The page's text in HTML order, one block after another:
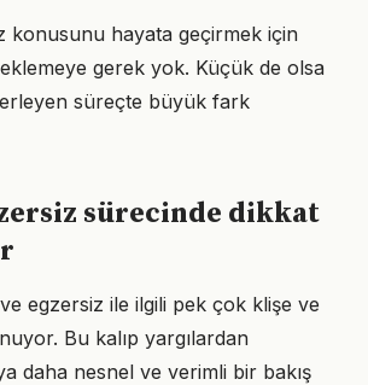
konusunu hayata geçirmek için
gerek yok. Küçük de olsa
süreçte büyük fark
sürecinde dikkat
egzersiz ile ilgili pek çok klişe ve
Bu kalıp yargılardan
daha nesnel ve verimli bir bakış